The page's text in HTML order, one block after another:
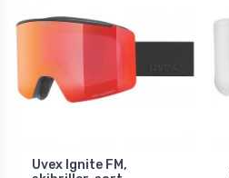
Uvex Ignite FM,